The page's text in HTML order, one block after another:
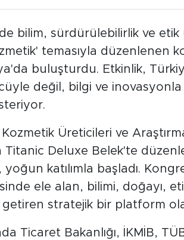
bilim, sürdürülebilirlik ve
temasıyla düzenlenen
buluşturdu. Etkinlik,
değil, bilgi ve
Kozmetik Üreticileri ve
Deluxe Belek'te
katılımla başladı.
ele alan, bilimi, doğayı,
stratejik bir platform
Ticaret Bakanlığı, İKMİB,